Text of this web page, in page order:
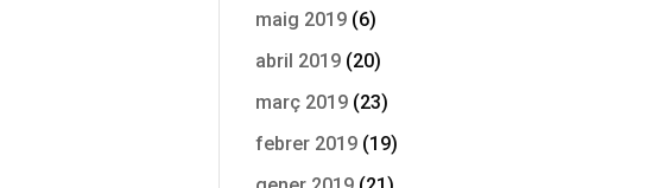
maig 2019 (6)
abril 2019 (20)
març 2019 (23)
febrer 2019 (19)